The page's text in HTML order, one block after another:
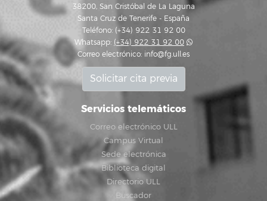
38200, San Cristóbal de La Laguna
Santa Cruz de Tenerife - España
Teléfono: (+34) 922 31 92 00
Whatsapp: (+34) 922 31 92 00
Correo electrónico: info@fg.ull.es
Solicitar cita previa
Servicios telemáticos
Correo electrónico ULL
Campus Virtual
Sede electrónica
Biblioteca digital
Directorio ULL
Buscador